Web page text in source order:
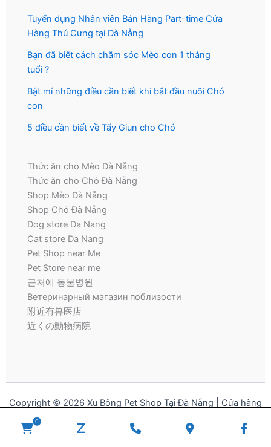
Tuyển dụng Nhân viên Bán Hàng Part-time Cửa
Hàng Thú Cưng tại Đà Nẵng
Bạn đã biết cách chăm sóc Mèo con 1 tháng
tuổi ?
Bật mí những điều cần biết khi bắt đầu nuôi Chó
con
5 điều cần biết về Tẩy Giun cho Chó
Thức ăn cho Mèo Đà Nẵng
Thức ăn cho Chó Đà Nẵng
Shop Mèo Đà Nẵng
Shop Chó Đà Nẵng
Dog store Da Nang
Cat store Da Nang
Pet Shop near Me
Pet Store near me
근처에 동물병원
Ветеринарный магазин поблизости
附近有兽医店
近くの動物病院
Copyright © 2026 Xu Bông Pet Shop Tại Đà Nẵng | Cửa hàng
0
WooCommerce